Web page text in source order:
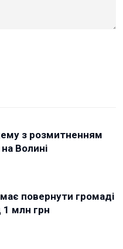
з розмитненням
Волині
повернути громаді
1 млн грн